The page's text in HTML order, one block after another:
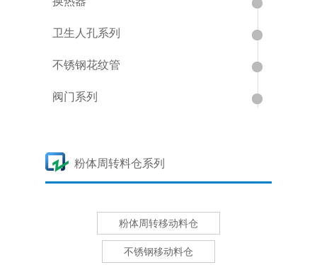
卫生人孔系列
不锈钢花纹管
阀门系列
粉体周转料仓系列
粉体周转移动料仓
不锈钢移动料仓